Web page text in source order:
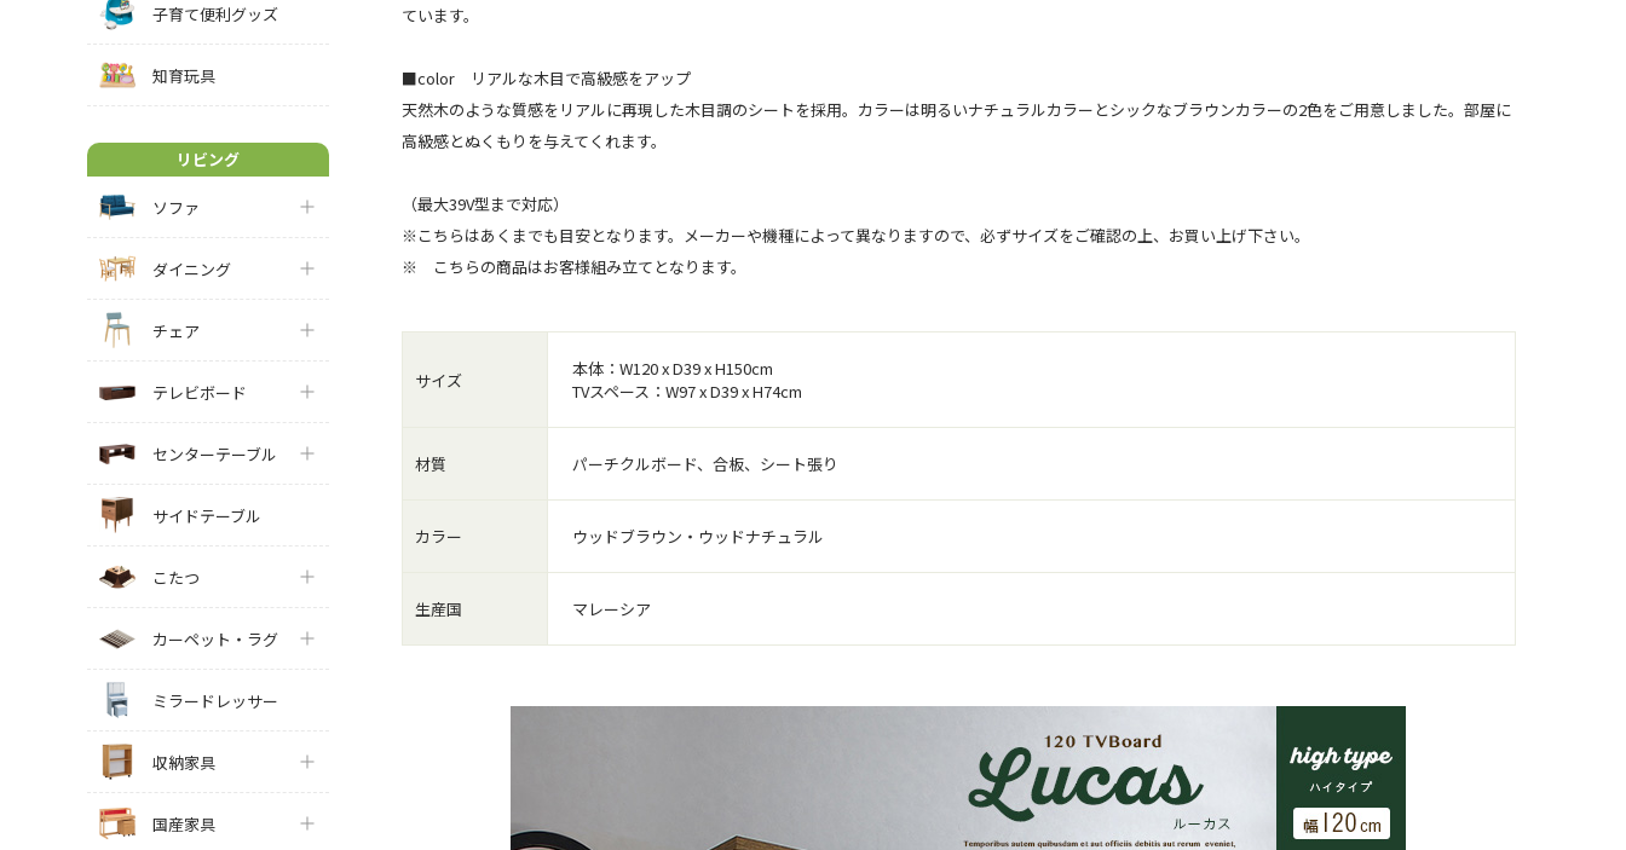
子育て便利グッズ
知育玩具
リビング
ソファ
ダイニング
チェア
テレビボード
センターテーブル
サイドテーブル
こたつ
カーペット・ラグ
ミラードレッサー
収納家具
国産家具
ています。
■color リアルな木目で高級感をアップ
天然木のような質感をリアルに再現した木目調のシートを採用。カラーは明るいナチュラルカラーとシックなブラウンカラーの2色をご用意しました。部屋に
高級感とぬくもりを与えてくれます。
（最大39V型まで対応）
※こちらはあくまでも目安となります。メーカーや機種によって異なりますので、必ずサイズをご確認の上、お買い上げ下さい。
※ こちらの商品はお客様組み立てとなります。
サイズ
本体：W120 x D39 x H150cm
TVスペース：W97 x D39 x H74cm
材質 パーチクルボード、合板、シート張り
カラー ウッドブラウン・ウッドナチュラル
生産国 マレーシア